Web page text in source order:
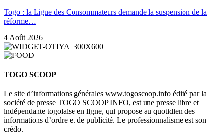
Togo : la Ligue des Consommateurs demande la suspension de la
réforme…
4 Août 2026
TOGO SCOOP
Le site d’informations générales www.togoscoop.info édité par la
société de presse TOGO SCOOP INFO, est une presse libre et
indépendante togolaise en ligne, qui propose au quotidien des
informations d’ordre et de publicité. Le professionnalisme est son
crédo.